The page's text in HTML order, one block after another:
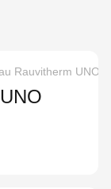
Rauvitherm UNO